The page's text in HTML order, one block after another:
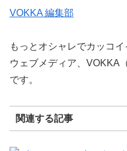
VOKKA 編集部
もっとオシャレでカッコ
ウェブメディア、VOKKA
です。
関連する記事